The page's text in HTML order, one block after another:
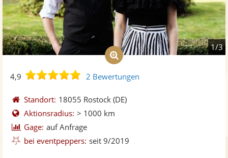
1/3
4,9
4,9
5
Sternen
2 Bewertungen
Standort: 18055 Rostock (DE)
Aktionsradius: > 1000 km
Gage: auf Anfrage
bei eventpeppers: seit 9/2019